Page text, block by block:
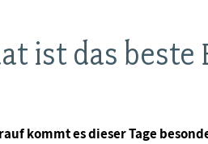
Kontakt
Hochschulen
Jobkompass
Vorsorgewerk
Vorteilswelt
ist das
kommt es dieser Tage